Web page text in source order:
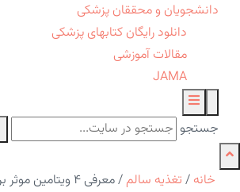
دانشجویان و محققان پزشکی
دانلود رایگان کتابهای پزشکی
مقالات آموزشی
JAMA
جستجو
خانه / تغذیه سالم /معرفی ۴ ویتامین موثر برای کنترل استرس و سلامت روان